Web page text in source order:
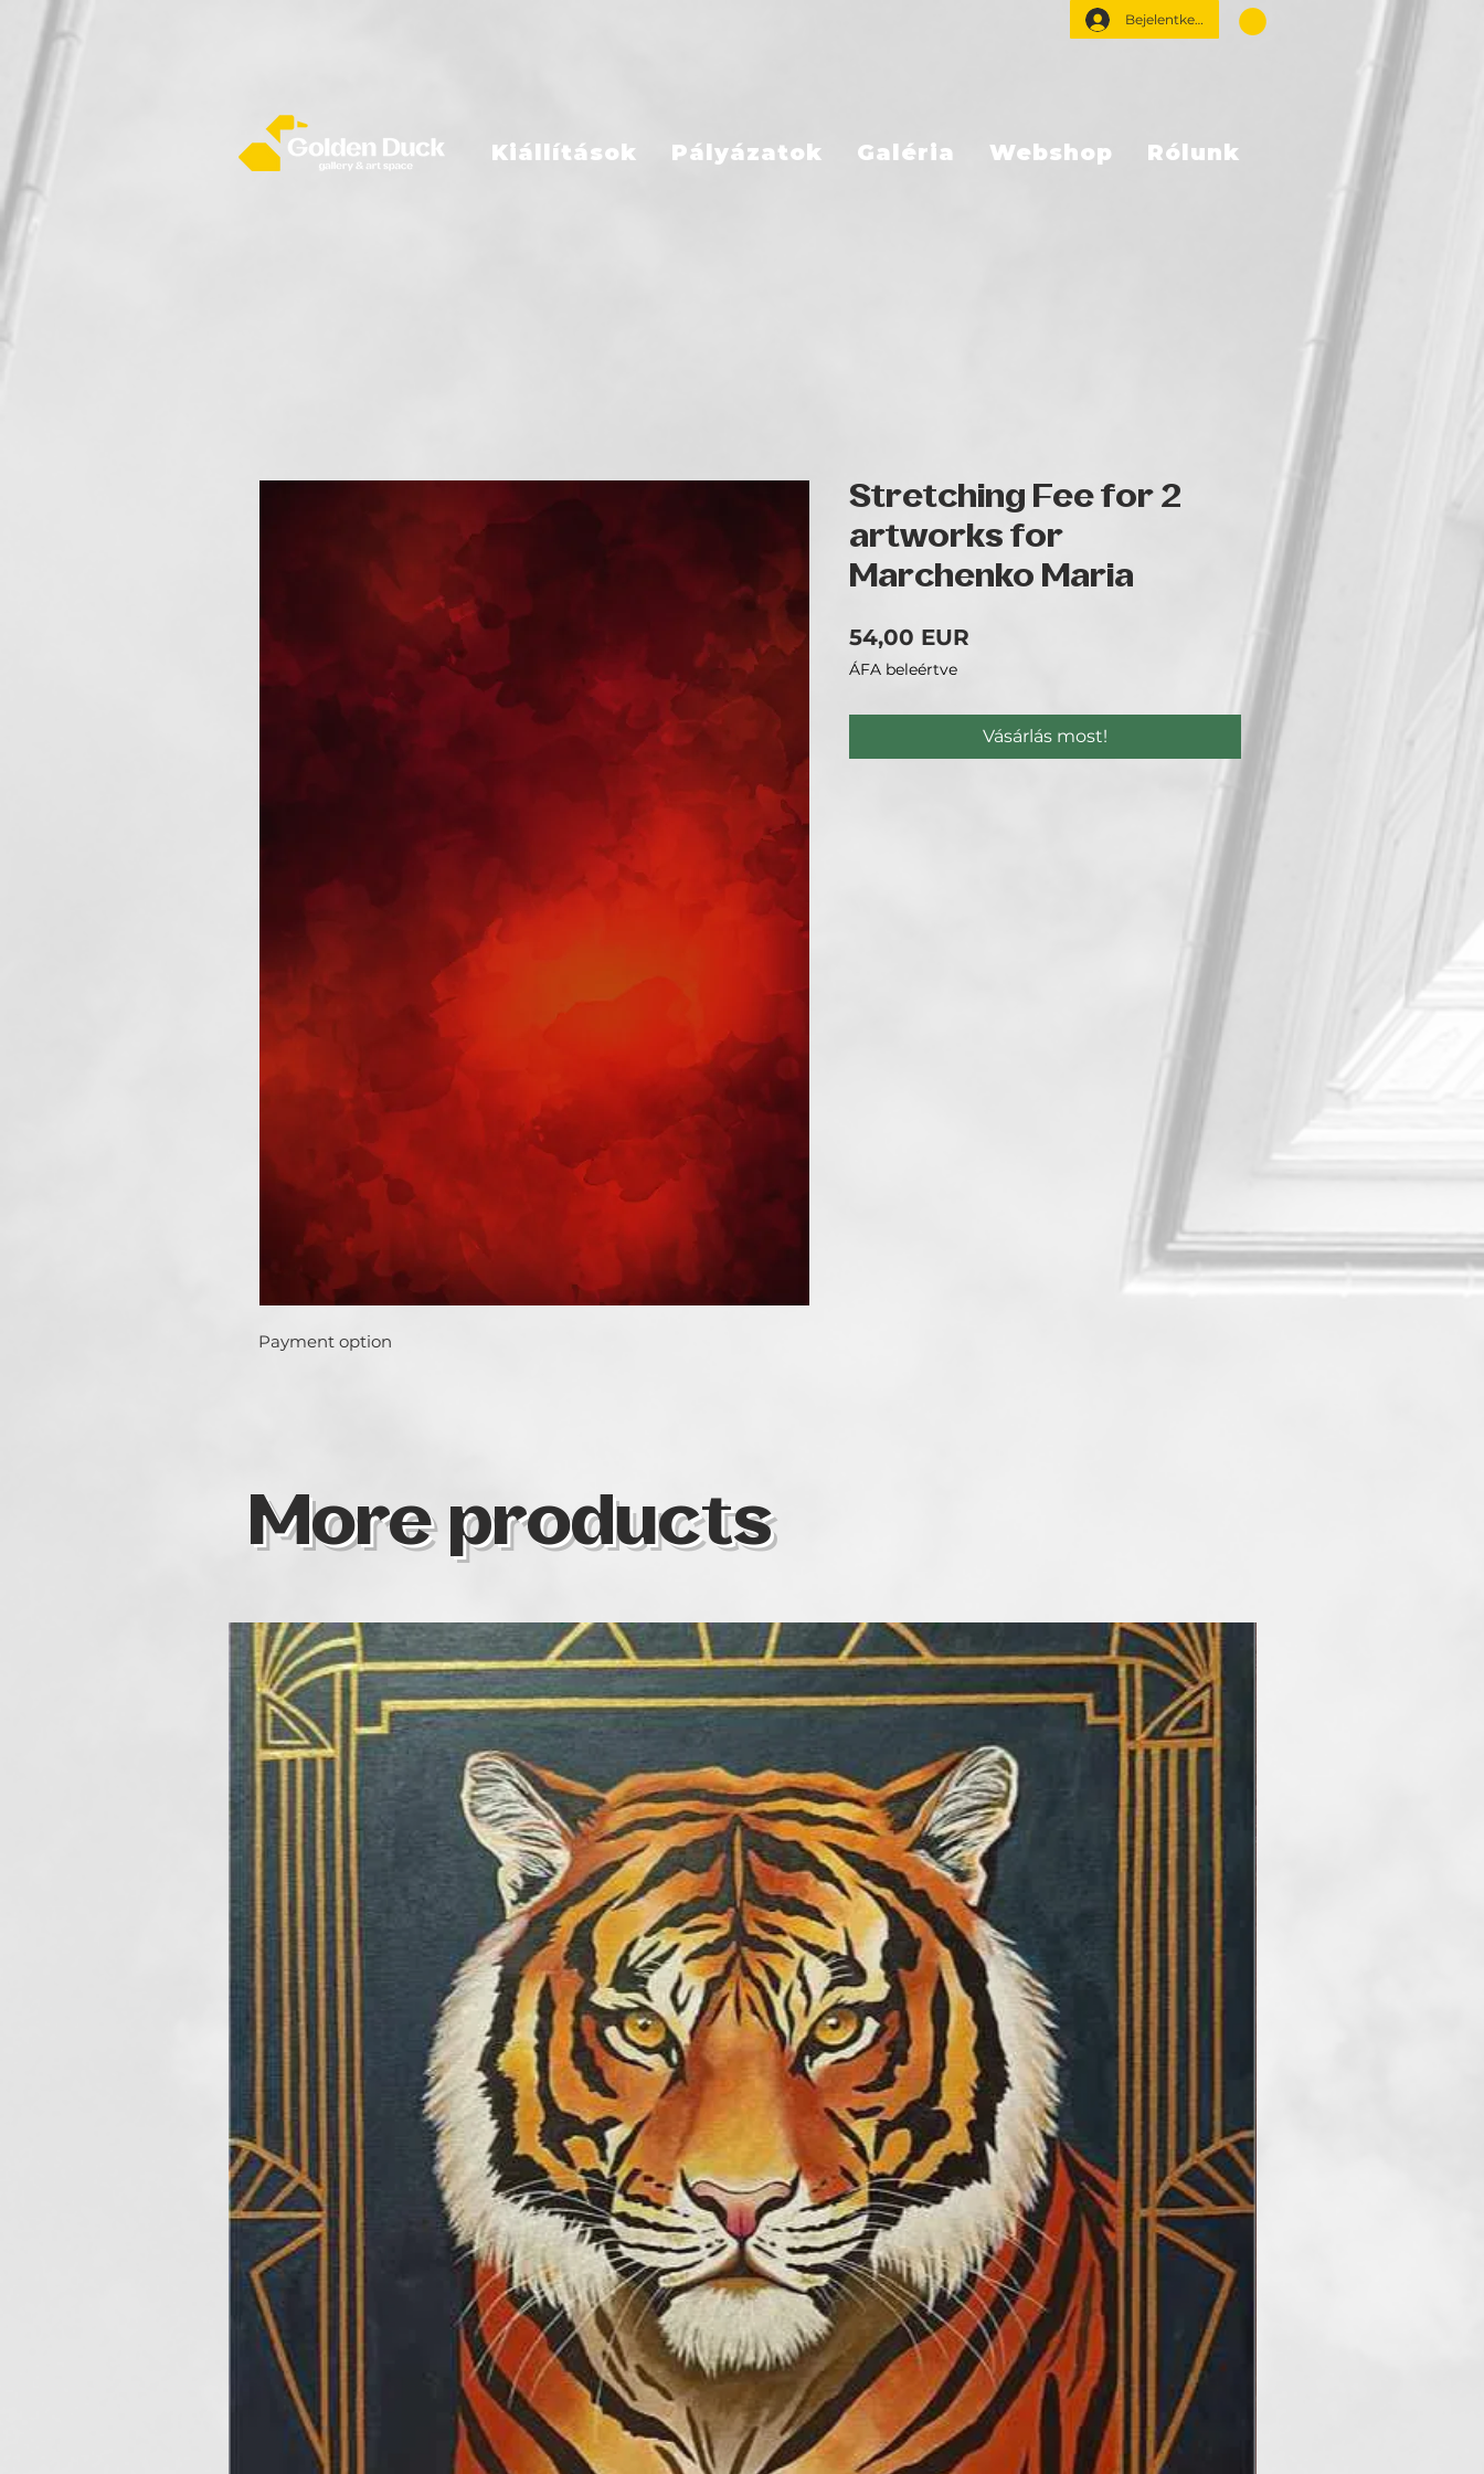
Bejelentkezés
Kiállítások Pályázatok Galéria Webshop Rólunk
Payment option
Stretching Fee for 2
artworks for
Marchenko Maria
54,00 EUR
ÁFA beleértve
Vásárlás most!
More products